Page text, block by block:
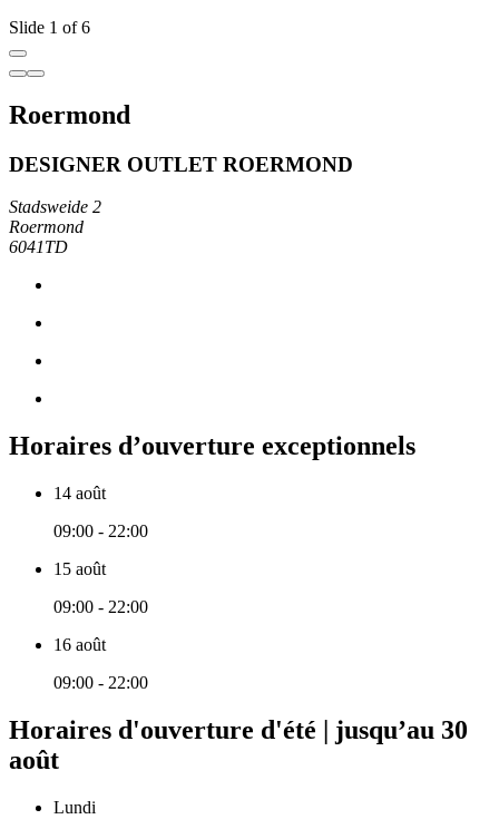
Slide 1 of 6
Roermond
DESIGNER OUTLET ROERMOND
Stadsweide 2
Roermond
6041TD
Horaires d’ouverture exceptionnels
14 août
09:00 - 22:00
15 août
09:00 - 22:00
16 août
09:00 - 22:00
Horaires d'ouverture d'été | jusqu’au 30
août
Lundi